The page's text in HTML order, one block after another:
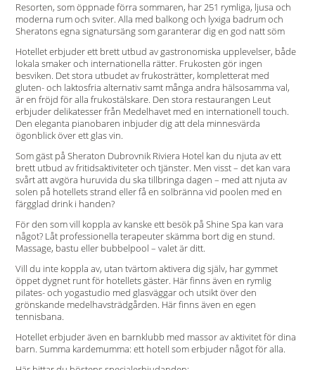
Resorten, som öppnade förra sommaren, har 251 rymliga, ljusa och
moderna rum och sviter. Alla med balkong och lyxiga badrum och
Sheratons egna signatursäng som garanterar dig en god natt söm
Hotellet erbjuder ett brett utbud av gastronomiska upplevelser, både
lokala smaker och internationella rätter. Frukosten gör ingen
besviken. Det stora utbudet av frukosträtter, kompletterat med
gluten- och laktosfria alternativ samt många andra hälsosamma val,
är en fröjd för alla frukostälskare. Den stora restaurangen Leut
erbjuder delikatesser från Medelhavet med en internationell touch.
Den eleganta pianobaren inbjuder dig att dela minnesvärda
ögonblick över ett glas vin.
Som gäst på Sheraton Dubrovnik Riviera Hotel kan du njuta av ett
brett utbud av fritidsaktiviteter och tjänster. Men visst – det kan vara
svårt att avgöra huruvida du ska tillbringa dagen – med att njuta av
solen på hotellets strand eller få en solbränna vid poolen med en
färgglad drink i handen?
För den som vill koppla av kanske ett besök på Shine Spa kan vara
något? Låt professionella terapeuter skämma bort dig en stund.
Massage, bastu eller bubbelpool – valet är ditt.
Vill du inte koppla av, utan tvärtom aktivera dig själv, har gymmet
öppet dygnet runt för hotellets gäster. Här finns även en rymlig
pilates- och yogastudio med glasväggar och utsikt över den
grönskande medelhavsträdgården. Här finns även en egen
tennisbana.
Hotellet erbjuder även en barnklubb med massor av aktivitet för dina
barn. Summa kardemumma: ett hotell som erbjuder något för alla.